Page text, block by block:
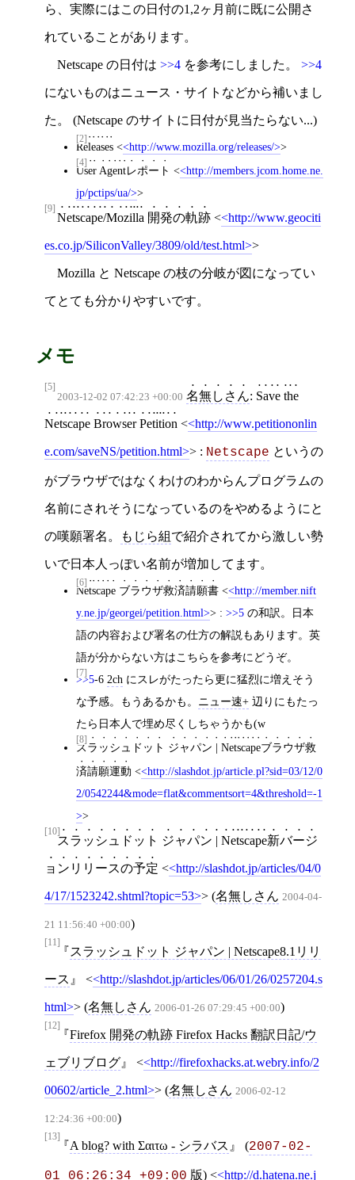
ら、実際にはこの日付の1,2ヶ月前に既に公開さ
れていることがあります。
Netscape の日付は >>4 を参考にしました。 >>4
にないものはニュース・サイトなどから補いまし
た。 (Netscape のサイトに日付が見当たらない...)
[2]
Releases < http://www.mozilla.org/releases/ >
[4]
User Agentレポート < http://members.jcom.home.ne.
jp/pctips/ua/ >
[9]
Netscape/Mozilla 開発の軌跡 < http://www.geociti
es.co.jp/SiliconValley/3809/old/test.html >
Mozilla と Netscape の枝の分岐が図になってい
てとても分かりやすいです。
メモ
[5]
2003-12-02 07:42:23 +00:00 名無しさん: Save the
Netscape Browser Petition < http://www.petitiononlin
e.com/saveNS/petition.html > : Netscape というの
がブラウザではなくわけのわからんプログラムの
名前にされそうになっているのをやめるようにと
の嘆願署名。 もじら組で紹介されてから激しい勢
いで日本人っぽい名前が増加してます。
[6]
Netscape ブラウザ救済請願書 < http://member.nift
y.ne.jp/georgei/petition.html > : >>5 の和訳。日本
語の内容および署名の仕方の解説もあります。英
語が分からない方はこちらを参考にどうぞ。
[7]
>>5-6 2ch にスレがたったら更に猛烈に増えそう
な予感。もうあるかも。 ニュー速+ 辺りにもたっ
たら日本人で埋め尽くしちゃうかも(w
[8]
スラッシュドット ジャパン | Netscapeブラウザ救
済請願運動 < http://slashdot.jp/article.pl?sid=03/12/0
2/0542244&mode=flat&commentsort=4&threshold=-1
>
[10]
スラッシュドット ジャパン | Netscape新バージ
ョンリリースの予定 < http://slashdot.jp/articles/04/0
4/17/1523242.shtml?topic=53 > (名無しさん 2004-04-
21 11:56:40 +00:00)
[11]
スラッシュドット ジャパン | Netscape8.1リリ
ース < http://slashdot.jp/articles/06/01/26/0257204.s
html > (名無しさん 2006-01-26 07:29:45 +00:00)
[12]
Firefox 開発の軌跡 Firefox Hacks 翻訳日記/ウ
ェブリブログ < http://firefoxhacks.at.webry.info/2
00602/article_2.html > (名無しさん 2006-02-12
12:24:36 +00:00)
[13]
A blog? with Σαιτω - シラバス (2007-02-
01 06:26:34 +09:00 版) < http://d.hatena.ne.j